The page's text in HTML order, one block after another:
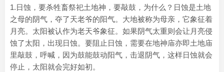
1.日蚀，要杀牲畜祭祀土地神，要敲鼓，为什么？日蚀是土地
之母的阴气，夺了天老爷的阳气。大地被称为母亲，它象征着
月亮。太阳被认作为老天爷象征。如果阴气太重则会让月亮侵
蚀了太阳，出现日蚀。要阻止日蚀，需要在地神庙亦即土地庙
里敲鼓，呼喊，因为鼓能鼓动阳气，击退阴气，这样日蚀就会
停止，太阳就会完好如初。